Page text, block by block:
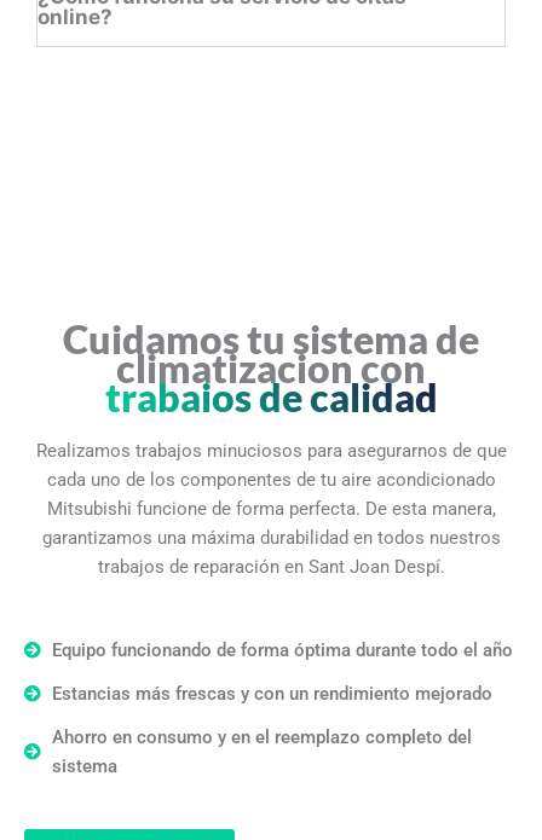
online?
Cuidamos tu sistema de
climatizacion con
trabajos de calidad
Realizamos trabajos minuciosos para asegurarnos de que
cada uno de los componentes de tu aire acondicionado
Mitsubishi funcione de forma perfecta. De esta manera,
garantizamos una máxima durabilidad en todos nuestros
trabajos de reparación en Sant Joan Despí.
Equipo funcionando de forma óptima durante todo el año
Estancias más frescas y con un rendimiento mejorado
Ahorro en consumo y en el reemplazo completo del
sistema